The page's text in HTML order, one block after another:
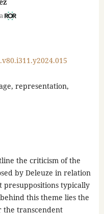
representation,
the criticism of the
by Deleuze in relation
typically
this theme lies the
the transcendent